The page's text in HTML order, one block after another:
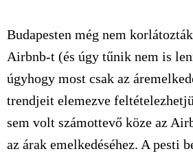
Budapesten még nem
Airbnb-t (és úgy tűnik nem is
úgyhogy most csak az
trendjeit elemezve
sem volt számottevő köze az
az árak emelkedéséhez. A pesti